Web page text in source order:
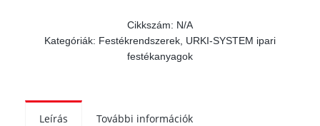
mennyiség
Cikkszám: N/A
Kategóriák: Festékrendszerek URKI-SYSTEM ipari
festékanyagok
Leírás További információk